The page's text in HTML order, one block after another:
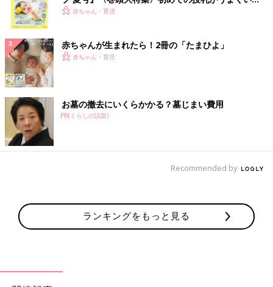
く！ おっぱい・ミルクの基本と夏のトラブル 解決テ
赤ちゃん・育児
赤ちゃんが生まれたら！2冊の「たまひよ」
赤ちゃん・育児
お墓の撤去にいくらかかる？墓じまい費用
PR(くらしの話題)
Recommended by
ランキングをもっと見る